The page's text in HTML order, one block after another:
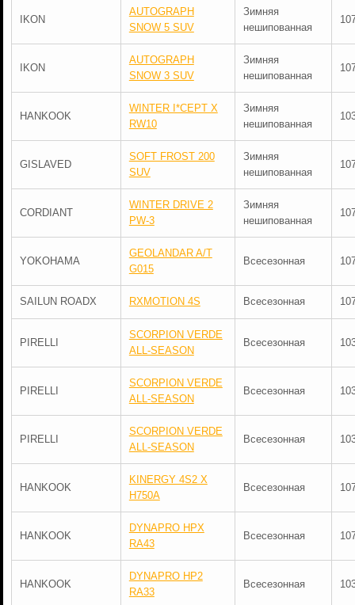
IKON
AUTOGRAPH
SNOW 5 SUV
Зимняя
нешипованная
IKON
AUTOGRAPH
SNOW 3 SUV
Зимняя
нешипованная
HANKOOK
WINTER I*CEPT X
RW10
Зимняя
нешипованная
GISLAVED
SOFT FROST 200
SUV
Зимняя
нешипованная
CORDIANT
WINTER DRIVE 2
PW-3
Зимняя
нешипованная
YOKOHAMA
GEOLANDAR A/T
G015
Всесезонная
SAILUN ROADX RXMOTION 4S Всесезонная
PIRELLI
SCORPION VERDE
ALL-SEASON
Всесезонная
PIRELLI
SCORPION VERDE
ALL-SEASON
Всесезонная
PIRELLI
SCORPION VERDE
ALL-SEASON
Всесезонная
HANKOOK
KINERGY 4S2 X
H750A
Всесезонная
HANKOOK
DYNAPRO HPX
RA43
Всесезонная
HANKOOK
DYNAPRO HP2
RA33
Всесезонная